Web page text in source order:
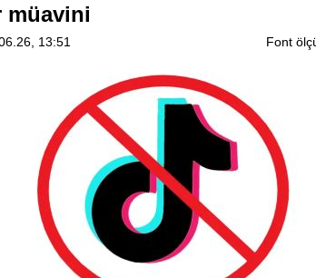
müavini
13:51 Font